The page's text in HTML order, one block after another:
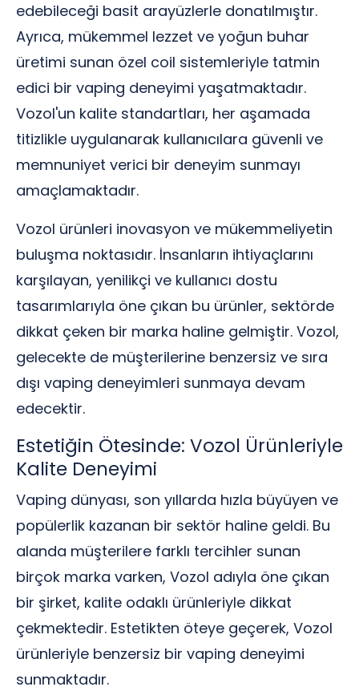
edebileceği basit arayüzlerle donatılmıştır.
Ayrıca, mükemmel lezzet ve yoğun buhar
üretimi sunan özel coil sistemleriyle tatmin
edici bir vaping deneyimi yaşatmaktadır.
Vozol'un kalite standartları, her aşamada
titizlikle uygulanarak kullanıcılara güvenli ve
memnuniyet verici bir deneyim sunmayı
amaçlamaktadır.
Vozol ürünleri inovasyon ve mükemmeliyetin
buluşma noktasıdır. İnsanların ihtiyaçlarını
karşılayan, yenilikçi ve kullanıcı dostu
tasarımlarıyla öne çıkan bu ürünler, sektörde
dikkat çeken bir marka haline gelmiştir. Vozol,
gelecekte de müşterilerine benzersiz ve sıra
dışı vaping deneyimleri sunmaya devam
edecektir.
Estetiğin Ötesinde: Vozol Ürünleriyle
Kalite Deneyimi
Vaping dünyası, son yıllarda hızla büyüyen ve
popülerlik kazanan bir sektör haline geldi. Bu
alanda müşterilere farklı tercihler sunan
birçok marka varken, Vozol adıyla öne çıkan
bir şirket, kalite odaklı ürünleriyle dikkat
çekmektedir. Estetikten öteye geçerek, Vozol
ürünleriyle benzersiz bir vaping deneyimi
sunmaktadır.